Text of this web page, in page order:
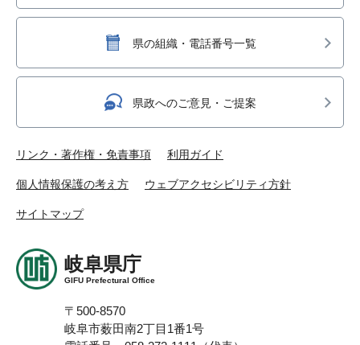
県の組織・電話番号一覧
県政へのご意見・ご提案
リンク・著作権・免責事項 利用ガイド
個人情報保護の考え方 ウェブアクセシビリティ方針
サイトマップ
岐阜県庁
GIFU Prefectural Office
〒500-8570
岐阜市薮田南2丁目1番1号